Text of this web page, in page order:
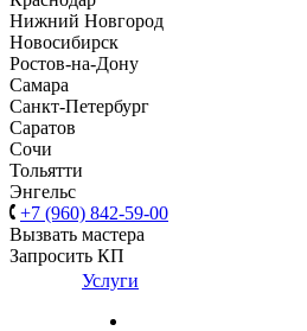
Нижний Новгород
Новосибирск
Ростов-на-Дону
Самара
Санкт-Петербург
Саратов
Сочи
Тольятти
Энгельс
+7 (960) 842-59-00
Вызвать мастера
Запросить КП
Услуги